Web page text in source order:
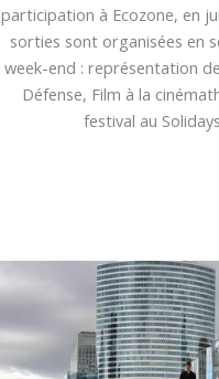
participation à Ecozone, en
sorties sont organisées en
week-end : représentation
Défense, Film à la
festival au Solidays